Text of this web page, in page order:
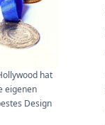
hat
eigenen
Design